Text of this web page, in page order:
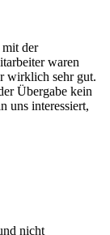
der
waren
wirklich sehr gut.
Übergabe kein
uns interessiert,
nicht